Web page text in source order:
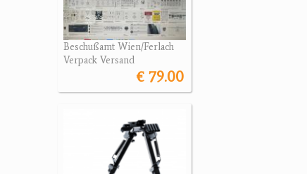
Beschußamt Wien/Ferlach
Verpack Versand
€ 79.00